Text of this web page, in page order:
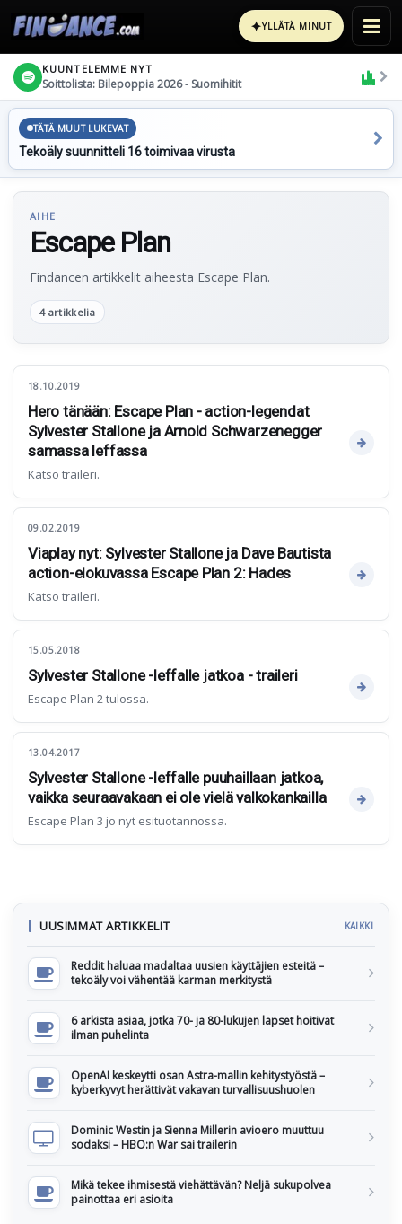
✦YLLÄTÄ MINUT
KUUNTELEMME NYT
Soittolista: Bilepoppia 2026 - Suomihitit
TÄTÄ MUUT LUKEVAT
Tekoäly suunnitteli 16 toimivaa virusta
AIHE
Escape Plan
Findancen artikkelit aiheesta Escape Plan.
4 artikkelia
18.10.2019
Hero tänään: Escape Plan - action-legendat
Sylvester Stallone ja Arnold Schwarzenegger
samassa leffassa
Katso traileri.
09.02.2019
Viaplay nyt: Sylvester Stallone ja Dave Bautista
action-elokuvassa Escape Plan 2: Hades
Katso traileri.
15.05.2018
Sylvester Stallone -leffalle jatkoa - traileri
Escape Plan 2 tulossa.
13.04.2017
Sylvester Stallone -leffalle puuhaillaan jatkoa,
vaikka seuraavakaan ei ole vielä valkokankailla
Escape Plan 3 jo nyt esituotannossa.
UUSIMMAT ARTIKKELIT KAIKKI
Reddit haluaa madaltaa uusien käyttäjien esteitä –
tekoäly voi vähentää karman merkitystä
6 arkista asiaa, jotka 70- ja 80-lukujen lapset hoitivat
ilman puhelinta
OpenAI keskeytti osan Astra-mallin kehitystyöstä –
kyberkyvyt herättivät vakavan turvallisuushuolen
Dominic Westin ja Sienna Millerin avioero muuttuu
sodaksi – HBO:n War sai trailerin
Mikä tekee ihmisestä viehättävän? Neljä sukupolvea
painottaa eri asioita